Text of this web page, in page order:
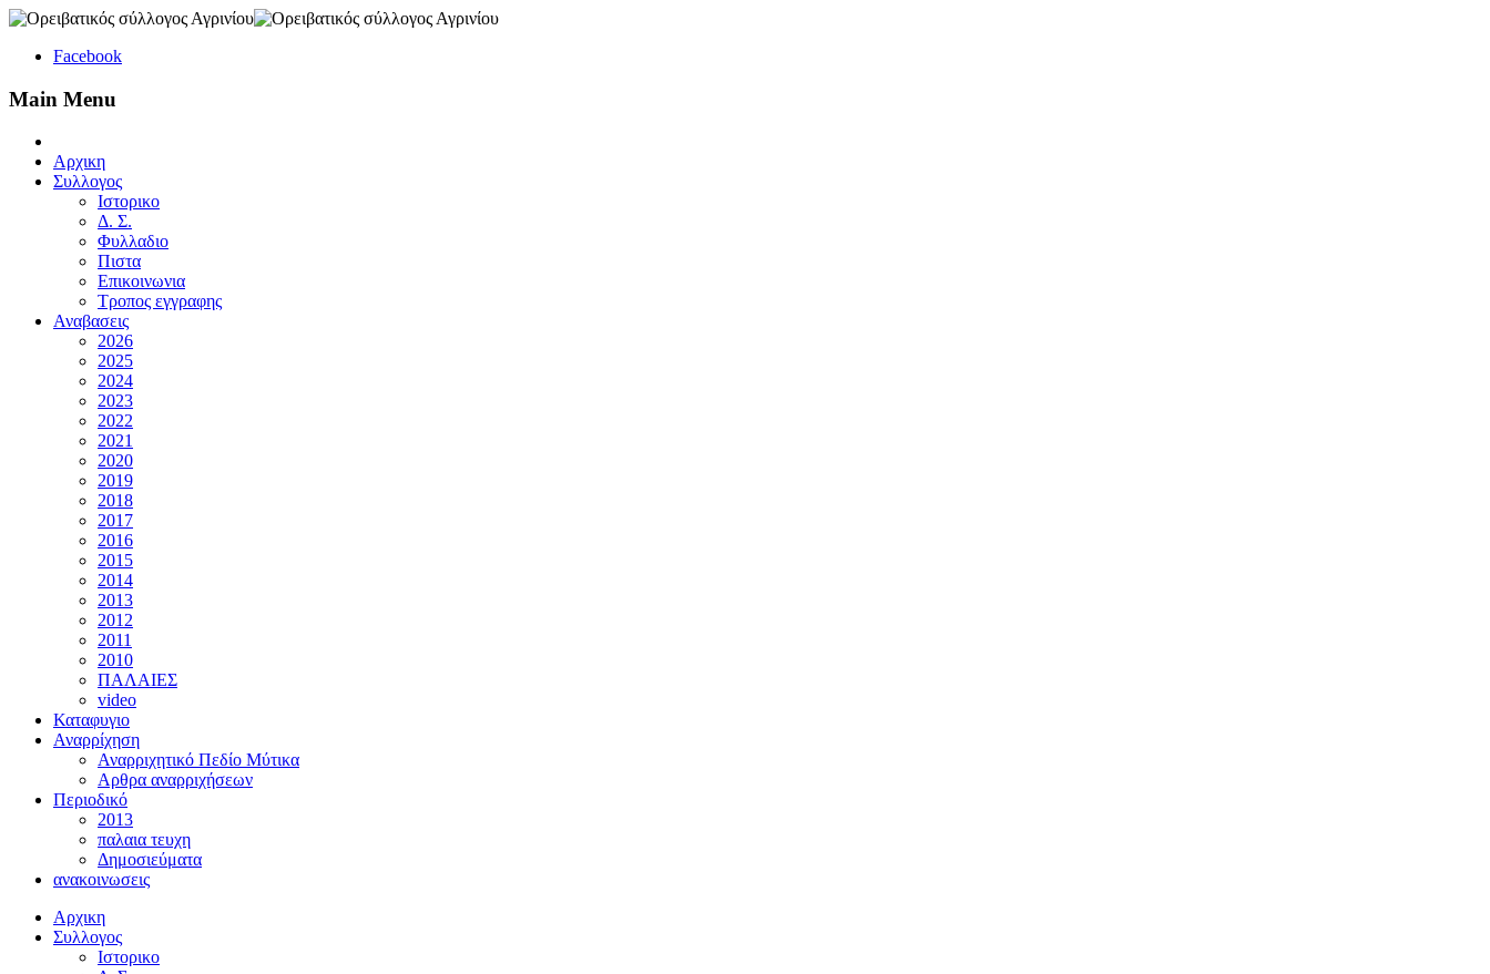
Facebook
Main Menu
Αρχικη
Συλλογος
Ιστορικο
Δ. Σ.
Φυλλαδιο
Πιστα
Επικοινωνια
Τροπος εγγραφης
Αναβασεις
2026
2025
2024
2023
2022
2021
2020
2019
2018
2017
2016
2015
2014
2013
2012
2011
2010
ΠΑΛΑΙΕΣ
video
Καταφυγιο
Αναρρίχηση
Αναρριχητικό Πεδίο Μύτικα
Αρθρα αναρριχήσεων
Περιοδικό
2013
παλαια τευχη
Δημοσιεύματα
ανακοινωσεις
Αρχικη
Συλλογος
Ιστορικο